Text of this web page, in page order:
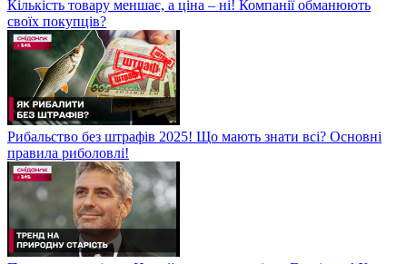
Кількість товару меншає, а ціна – ні! Компанії обманюють
своїх покупців?
Рибальство без штрафів 2025! Що мають знати всі? Основні
правила риболовлі!